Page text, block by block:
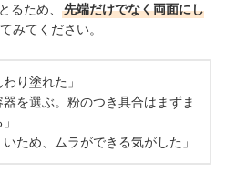
るため、
先端だけでなく両面にし
みてください。
り塗れた」
器を選ぶ。粉のつき具合はまずま
ため、ムラができる気がした」